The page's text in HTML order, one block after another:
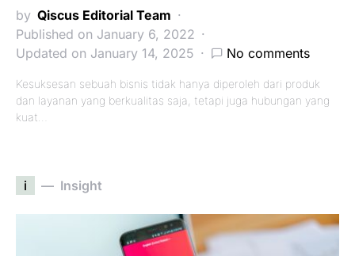
by Qiscus Editorial Team
Published on January 6, 2022
Updated on January 14, 2025
No comments
Kesuksesan sebuah bisnis tidak hanya diperoleh dari produk
dan layanan yang berkualitas saja, tetapi juga hubungan yang
kuat…
i Insight